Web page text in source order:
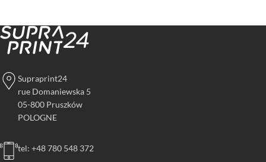
Supraprint24
rue Domaniewska 5
05-800 Pruszków
POLOGNE
tel: +48 780 548 372